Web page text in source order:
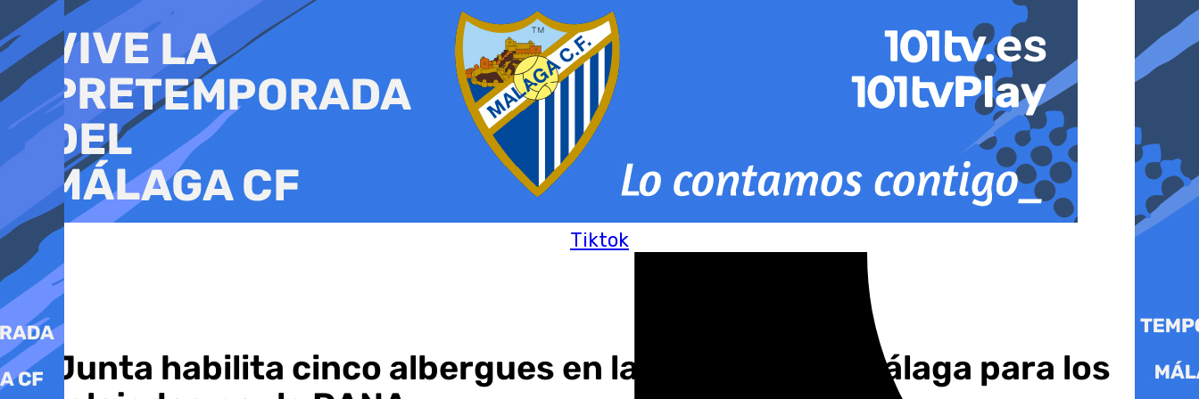
al
contenido
Tiktok
La Junta habilita cinco albergues en la provincia de Málaga para los